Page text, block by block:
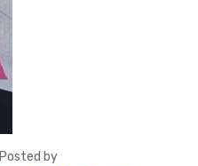
Posted by